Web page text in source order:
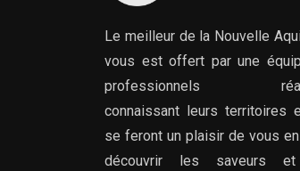
Le meilleur de la Nouvelle
vous est offert par une
professionnels
connaissant leurs territoires
se feront un plaisir de vous
découvrir les saveurs